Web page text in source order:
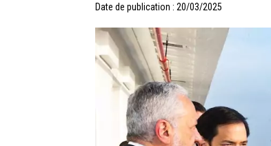
Date de publication : 20/03/2025